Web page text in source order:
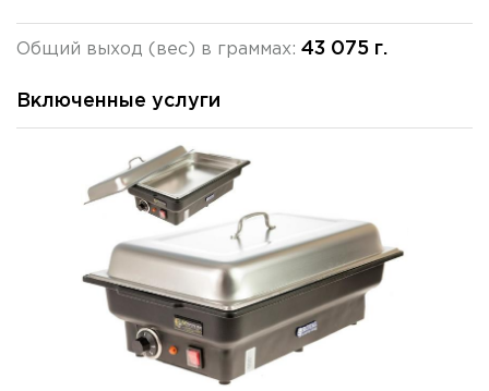
Общий выход (вес) в граммах: 43 075 г.
Включенные услуги